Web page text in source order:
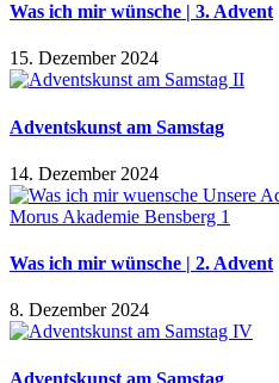
Was ich mir wünsche | 3. Advent
15. Dezember 2024
Adventskunst am Samstag
14. Dezember 2024
Was ich mir wünsche | 2. Advent
8. Dezember 2024
Adventskunst am Samstag